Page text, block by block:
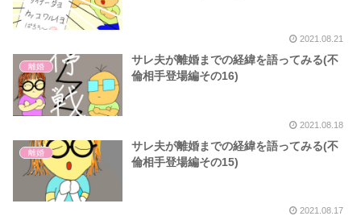
2021.08.21
離婚
サレ夫が離婚までの経緯を語ってみる(不
倫相手登場編その16)
2021.08.18
離婚
サレ夫が離婚までの経緯を語ってみる(不
倫相手登場編その15)
2021.08.17